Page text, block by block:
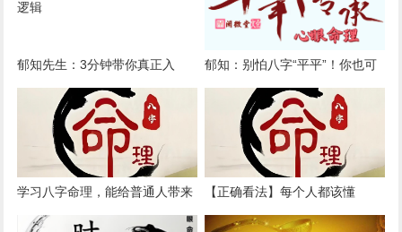
郁知先生：3分钟带你真正入
门“易学”，看懂古人智慧的底层
郁知：别怕八字“平平”！你也可
以活出高光人生
学习八字命理，能给普通人带来
哪些好处？
【正确看法】每个人都该懂
的“八字说明书”